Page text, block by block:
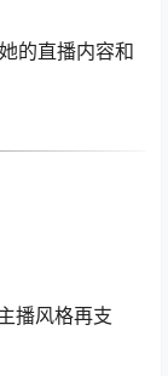
的直播内容和
播风格再支